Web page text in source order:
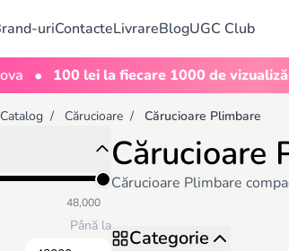
uriContacteLivrareBlogUGC Club
100 lei la fiecare 1000 de vizualizări
Catalog / Cărucioare / Cărucioare Plimbare
48,000
Până la
Cărucioare
Cărucioare Plimbare
Categorie